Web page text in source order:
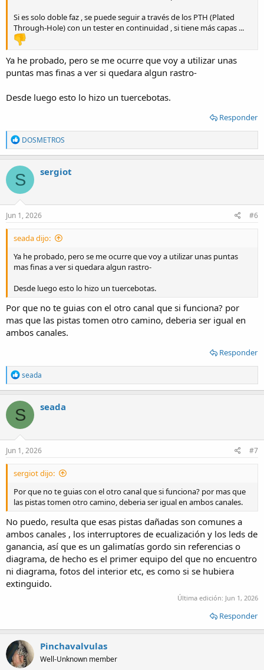
Si es solo doble faz , se puede seguir a través de los PTH (Plated
Through-Hole) con un tester en continuidad , si tiene más capas ...
Ya he probado, pero se me ocurre que voy a utilizar unas
puntas mas finas a ver si quedara algun rastro-
Desde luego esto lo hizo un tuercebotas.
Responder
R
e
a
c
t
i
o
n
DOSMETROS
S sergiot
Jun 1, 2026 #6
seada dijo:
Ya he probado, pero se me ocurre que voy a utilizar unas puntas
mas finas a ver si quedara algun rastro-
Desde luego esto lo hizo un tuercebotas.
Por que no te guias con el otro canal que si funciona? por
mas que las pistas tomen otro camino, deberia ser igual en
ambos canales.
Responder
R
e
a
c
t
i
o
n
seada
S seada
Jun 1, 2026 #7
sergiot dijo:
Por que no te guias con el otro canal que si funciona? por mas que
las pistas tomen otro camino, deberia ser igual en ambos canales.
No puedo, resulta que esas pistas dañadas son comunes a
ambos canales , los interruptores de ecualización y los leds de
ganancia, así que es un galimatías gordo sin referencias o
diagrama, de hecho es el primer equipo del que no encuentro
ni diagrama, fotos del interior etc, es como si se hubiera
extinguido.
Última edición: Jun 1, 2026
Responder
Pinchavalvulas
Well-Unknown member